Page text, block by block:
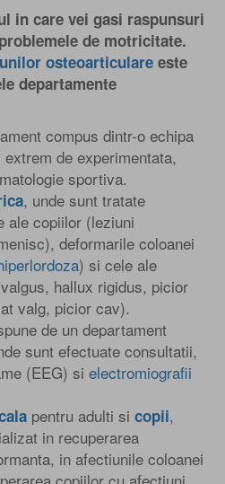
in care vei gasi raspunsuri
de motricitate.
osteoarticulare este
departamente
compus dintr-o echipa
de experimentata,
sportiva.
, unde sunt tratate
ale copiilor (leziuni
deformarile coloanei
) si cele ale
hallux rigidus, picior
valg, picior cav).
de un departament
sunt efectuate consultatii,
(EEG) si electromiografii
pentru adulti si copii,
in recuperarea
in afectiunile coloanei